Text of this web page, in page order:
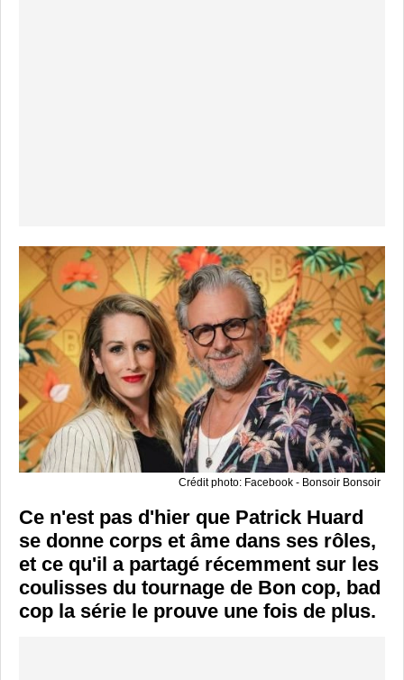
Crédit photo: Facebook - Bonsoir Bonsoir
Ce n'est pas d'hier que Patrick Huard
se donne corps et âme dans ses rôles,
et ce qu'il a partagé récemment sur les
coulisses du tournage de Bon cop, bad
cop la série le prouve une fois de plus.